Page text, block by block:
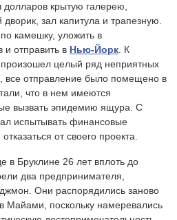
долларов крытую галерею,
зал капитула и трапезную.
камешку, уложить в
отправить в Нью-Йорк . К
целый ряд неприятных
все отправление было помещено в
что в нем имеются
вызвать эпидемию ящура. С
испытывать финансовые
от своего проекта.
в Бруклине 26 лет вплоть до
два предпринимателя,
Они распорядились заново
Майами, поскольку намеревались